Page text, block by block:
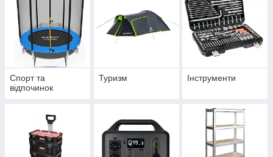
Спорт та
відпочинок
Туризм Інструменти